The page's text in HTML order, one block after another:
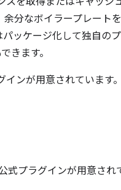
分なボイラープレート
ッケージ化して独自の
きます。
ンが用意されています
式プラグインが用意され